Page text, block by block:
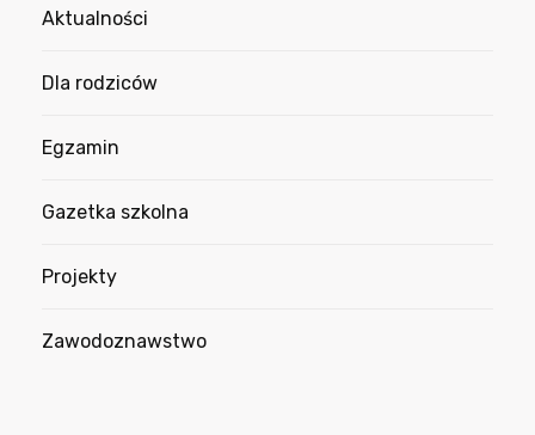
Aktualności
Dla rodziców
Egzamin
Gazetka szkolna
Projekty
Zawodoznawstwo